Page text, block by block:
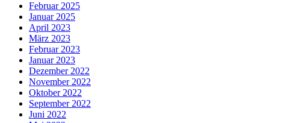
Februar 2025
Januar 2025
April 2023
März 2023
Februar 2023
Januar 2023
Dezember 2022
November 2022
Oktober 2022
September 2022
Juni 2022